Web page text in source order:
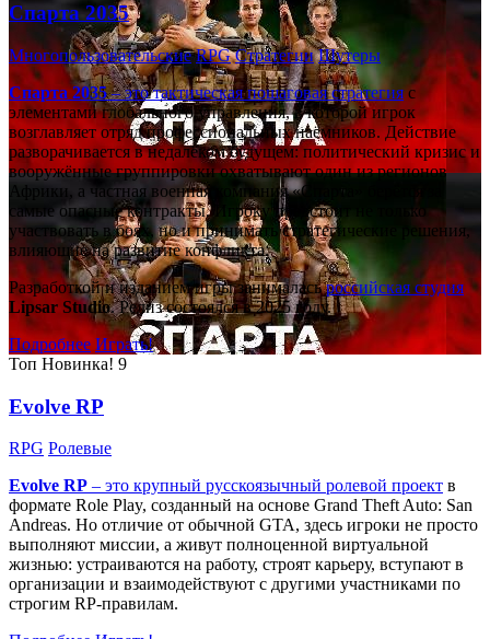
Спарта 2035
Многопользовательские RPG Стратегии Шутеры
Спарта 2035– это тактическаяпошаговая стратегияс
элементами глобального управления, в которой игрок
возглавляет отряд профессиональных наёмников. Действие
разворачивается в недалёком будущем: политический кризис и
вооружённые группировки охватывают один из регионов
Африки, а частная военная компания «Спарта» берётся за
самые опасные контракты. Игроку предстоит не только
участвовать в боях, но и принимать стратегические решения,
влияющие на развитие конфликта.
Разработкой и изданием игры занималасьроссийская студия
Lipsar Studio. Релиз состоялся в 2025 году.
Подробнее Играть!
Топ Новинка! 9
Evolve RP
RPG Ролевые
Evolve RP – это крупный русскоязычный ролевой проект в
формате Role Play, созданный на основе Grand Theft Auto: San
Andreas. Но отличие от обычной GTA, здесь игроки не просто
выполняют миссии, а живут полноценной виртуальной
жизнью: устраиваются на работу, строят карьеру, вступают в
организации и взаимодействуют с другими участниками по
строгим RP-правилам.